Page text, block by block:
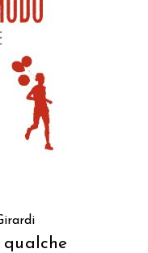
qualche